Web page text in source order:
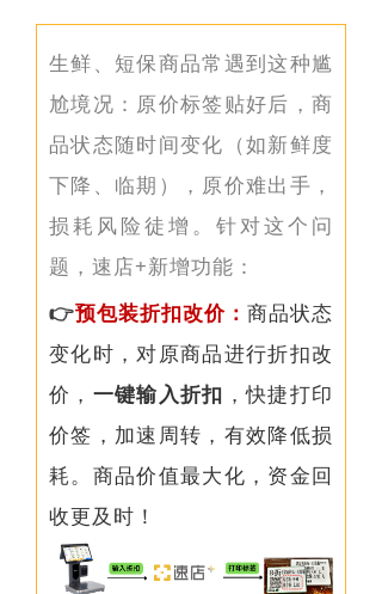
生鲜、短保商品常遇到这种尴
尬境况 ：原价标签贴好后，商
品状态随时间变化（如新鲜度
下降、临期），原价难出手，
损耗风险徒增。 针对这个问
题，速店+新增功能：
👉预包装折扣改价 ： 商品状态
变化时，对原商品进行折扣改
价， 一键输入折扣 ，快捷打印
价签， 加速周转，有效降低损
耗。商品价值最大化，资金回
收更及时！